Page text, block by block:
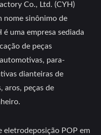
Co., Ltd. (CYH)
nome sinônimo de
uma empresa sediada
de peças
para-
dianteiras de
aros, peças de
eletrodeposição POP em